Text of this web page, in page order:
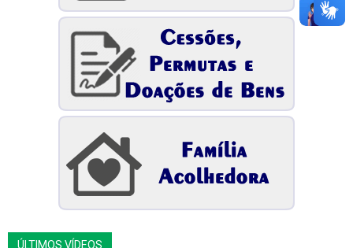
ÚLTIMOS VÍDEOS